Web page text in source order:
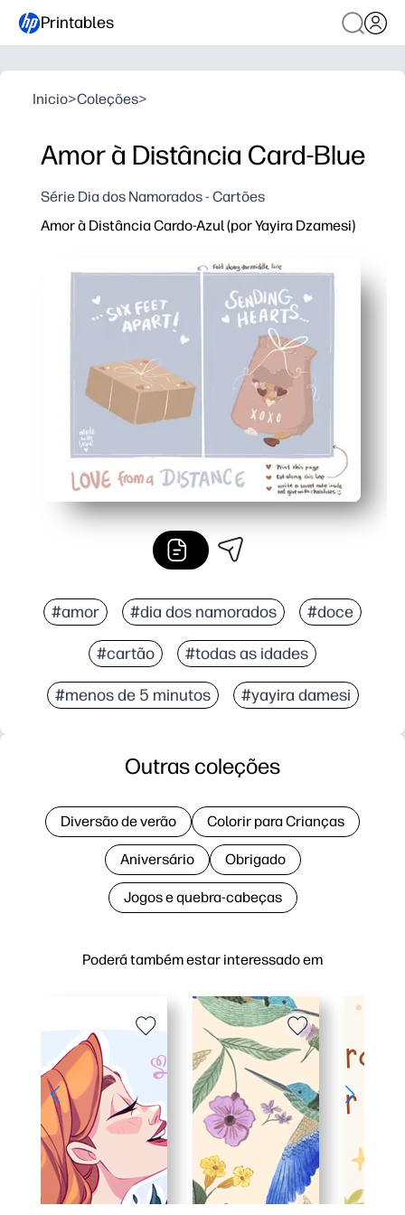
Printables
Inicio>Coleções>
Amor à Distância Card-Blue
Série Dia dos Namorados - Cartões
Amor à Distância Cardo-Azul (por Yayira Dzamesi)
#amor #dia dos namorados #doce
#cartão #todas as idades
#menos de 5 minutos #yayira damesi
Poderá também estar interessado em
Outras coleções
Diversão de verão Colorir para Crianças
Aniversário Obrigado
Jogos e quebra-cabeças